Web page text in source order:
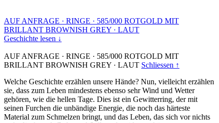
AUF ANFRAGE · RINGE · 585/000 ROTGOLD MIT
BRILLANT BROWNISH GREY · LAUT
Geschichte lesen ↓
AUF ANFRAGE · RINGE · 585/000 ROTGOLD MIT
BRILLANT BROWNISH GREY · LAUT Schliessen ↑
Welche Geschichte erzählen unsere Hände? Nun, vielleicht erzählen
sie, dass zum Leben mindestens ebenso sehr Wind und Wetter
gehören, wie die hellen Tage. Dies ist ein Gewitterring, der mit
seinen Furchen die unbändige Energie, die noch das härteste
Material zum Schmelzen bringt, und das Leben, das sich vor nichts